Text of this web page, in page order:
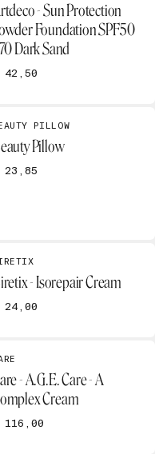
- Sun Protection
Foundation SPF50
Dark Sand
42,50
PILLOW
Pillow
23,85
- Isorepair Cream
24,00
- A.G.E. Care - A
Cream
116,00